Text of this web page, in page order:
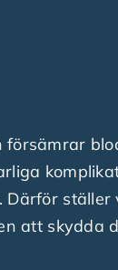
att skydda